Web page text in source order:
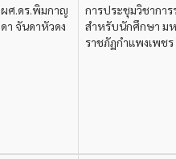
ผศ.ดร.พิมกาญ
ดา จันดาหัวดง
การประชุมวิชากา
สำหรับนักศึกษา ม
ราชภัฏกำแพงเพช